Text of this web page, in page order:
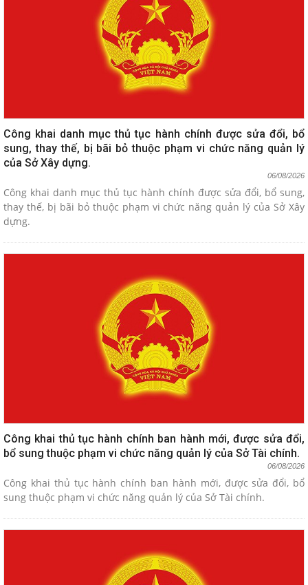
Công khai danh mục thủ tục hành chính được sửa đổi, bổ
sung, thay thế, bị bãi bỏ thuộc phạm vi chức năng quản lý
của Sở Xây dựng.
06/08/2026
Công khai danh mục thủ tục hành chính được sửa đổi, bổ sung,
thay thế, bị bãi bỏ thuộc phạm vi chức năng quản lý của Sở Xây
dựng.
Công khai thủ tục hành chính ban hành mới, được sửa đổi,
bổ sung thuộc phạm vi chức năng quản lý của Sở Tài chính.
06/08/2026
Công khai thủ tục hành chính ban hành mới, được sửa đổi, bổ
sung thuộc phạm vi chức năng quản lý của Sở Tài chính.